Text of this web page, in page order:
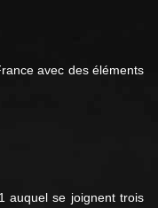
avec des éléments
auquel se joignent trois